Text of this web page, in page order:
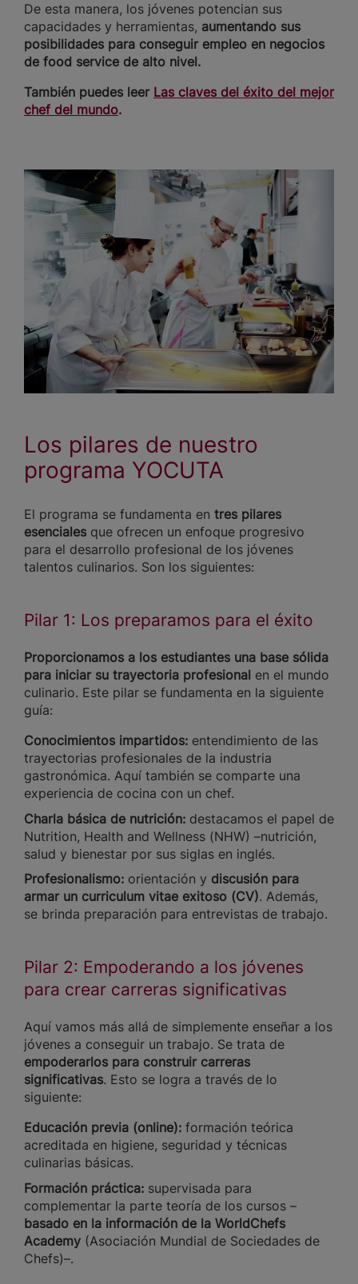
De esta manera, los jóvenes potencian sus
capacidades y herramientas, aumentando sus
posibilidades para conseguir empleo en negocios
de food service de alto nivel.
También puedes leer Las claves del éxito del mejor
chef del mundo.
Los pilares de nuestro
programa YOCUTA
El programa se fundamenta en tres pilares
esenciales que ofrecen un enfoque progresivo
para el desarrollo profesional de los jóvenes
talentos culinarios. Son los siguientes:
Pilar 1: Los preparamos para el éxito
Proporcionamos a los estudiantes una base sólida
para iniciar su trayectoria profesional en el mundo
culinario. Este pilar se fundamenta en la siguiente
guía:
Conocimientos impartidos: entendimiento de las
trayectorias profesionales de la industria
gastronómica. Aquí también se comparte una
experiencia de cocina con un chef.
Charla básica de nutrición: destacamos el papel de
Nutrition, Health and Wellness (NHW) –nutrición,
salud y bienestar por sus siglas en inglés.
Profesionalismo: orientación y discusión para
armar un curriculum vitae exitoso (CV). Además,
se brinda preparación para entrevistas de trabajo.
Pilar 2: Empoderando a los jóvenes
para crear carreras significativas
Aquí vamos más allá de simplemente enseñar a los
jóvenes a conseguir un trabajo. Se trata de
empoderarlos para construir carreras
significativas. Esto se logra a través de lo
siguiente:
Educación previa (online): formación teórica
acreditada en higiene, seguridad y técnicas
culinarias básicas.
Formación práctica: supervisada para
complementar la parte teoría de los cursos –
basado en la información de la WorldChefs
Academy (Asociación Mundial de Sociedades de
Chefs)–.